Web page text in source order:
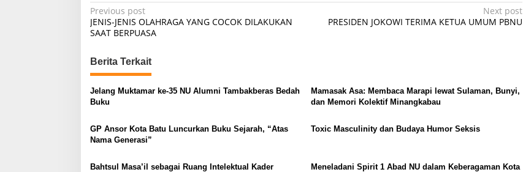
P
o
t
n
a
i
Previous post
JENIS-JENIS OLAHRAGA YANG COCOK DILAKUKAN
SAAT BERPUASA
Next post
PRESIDEN JOKOWI TERIMA KETUA UMUM PBNU
Berita Terkait
Jelang Muktamar ke-35 NU Alumni Tambakberas Bedah
Buku
Mamasak Asa: Membaca Marapi lewat Sulaman, Bunyi,
dan Memori Kolektif Minangkabau
GP Ansor Kota Batu Luncurkan Buku Sejarah, “Atas
Nama Generasi”
Toxic Masculinity dan Budaya Humor Seksis
Bahtsul Masa’il sebagai Ruang Intelektual Kader Meneladani Spirit 1 Abad NU dalam Keberagaman Kota